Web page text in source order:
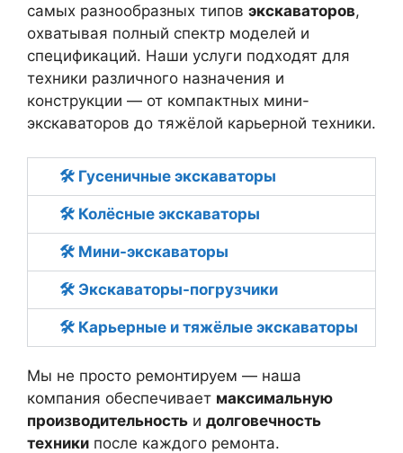
самых разнообразных типов экскаваторов,
охватывая полный спектр моделей и
спецификаций. Наши услуги подходят для
техники различного назначения и
конструкции — от компактных мини-
экскаваторов до тяжёлой карьерной техники.
🛠 Гусеничные экскаваторы
🛠 Колёсные экскаваторы
🛠 Мини-экскаваторы
🛠 Экскаваторы-погрузчики
🛠 Карьерные и тяжёлые экскаваторы
Мы не просто ремонтируем — наша
компания обеспечивает максимальную
производительность и долговечность
техники после каждого ремонта.